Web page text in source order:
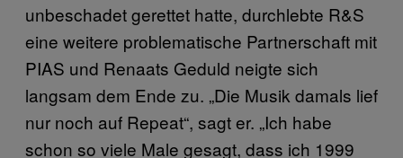
unbeschadet gerettet hatte, durchlebte R&S
eine weitere problematische Partnerschaft mit
PIAS und Renaats Geduld neigte sich
langsam dem Ende zu. „Die Musik damals lief
nur noch auf Repeat“, sagt er. „Ich habe
schon so viele Male gesagt, dass ich 1999